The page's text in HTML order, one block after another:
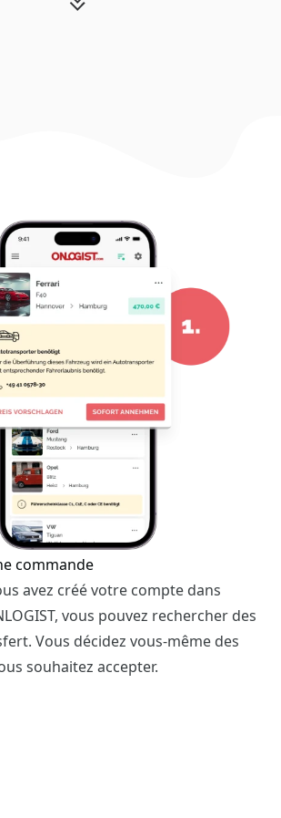
commande
avez créé votre compte dans
vous pouvez rechercher des
Vous décidez vous-même des
souhaitez accepter.